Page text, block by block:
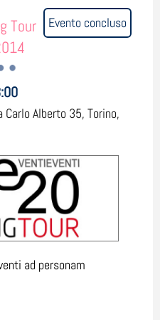
Evento concluso
Tour
Carlo Alberto 35, Torino,
ad personam